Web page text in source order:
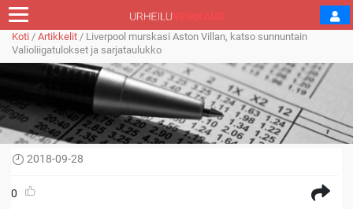
Koti / Artikkelit / Liverpool murskasi Aston Villan, katso sunnuntain
Valioliigatulokset ja sarjataulukko
2018-09-28
0